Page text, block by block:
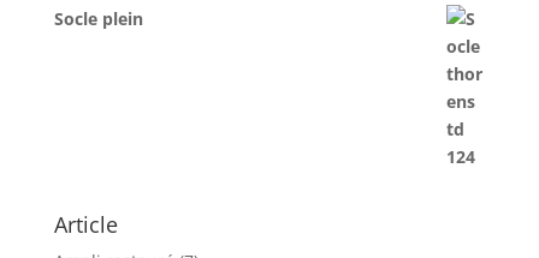
Socle plein
Article